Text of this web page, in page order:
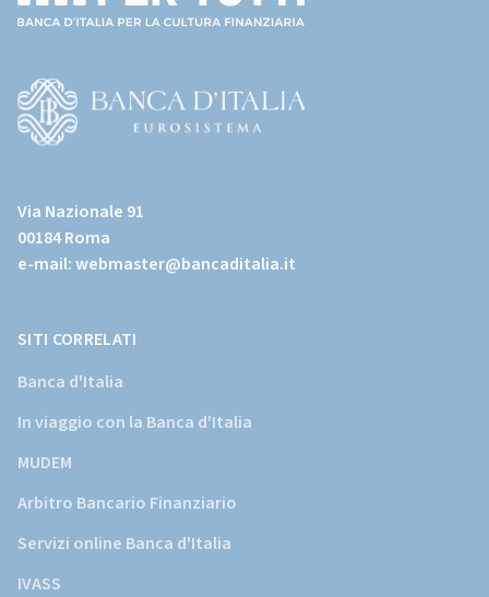
page)
sito
istituzionale
della
Via Nazionale 91
00184 Roma
e-mail:webmaster@bancaditalia.it
SITI CORRELATI
Banca d'Italia
In viaggio con la Banca d'Italia
MUDEM
Arbitro Bancario Finanziario
Servizi online Banca d'Italia
IVASS